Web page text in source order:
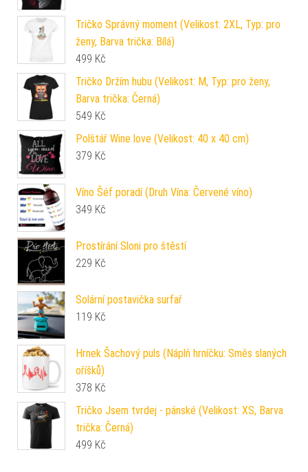
Tričko Správný moment (Velikost: 2XL, Typ: pro
ženy, Barva trička: Bílá)
499 Kč
Tričko Držím hubu (Velikost: M, Typ: pro ženy,
Barva trička: Černá)
549 Kč
Polštář Wine love (Velikost: 40 x 40 cm)
379 Kč
Víno Šéf poradí (Druh Vína: Červené víno)
349 Kč
Prostírání Sloni pro štěstí
229 Kč
Solární postavička surfař
119 Kč
Hrnek Šachový puls (Náplň hrníčku: Směs slaných
oříšků)
378 Kč
Tričko Jsem tvrdej - pánské (Velikost: XS, Barva
trička: Černá)
499 Kč